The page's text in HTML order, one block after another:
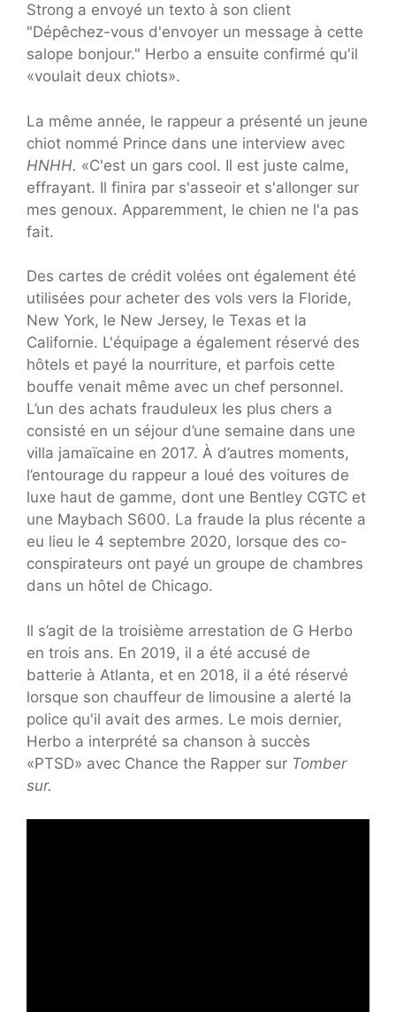
Strong a envoyé un texto à son client
"Dépêchez-vous d'envoyer un message à cette
salope bonjour." Herbo a ensuite confirmé qu'il
«voulait deux chiots».
La même année, le rappeur a présenté un jeune
chiot nommé Prince dans une interview avec
HNHH. «C'est un gars cool. Il est juste calme,
effrayant. Il finira par s'asseoir et s'allonger sur
mes genoux. Apparemment, le chien ne l'a pas
fait.
Des cartes de crédit volées ont également été
utilisées pour acheter des vols vers la Floride,
New York, le New Jersey, le Texas et la
Californie. L'équipage a également réservé des
hôtels et payé la nourriture, et parfois cette
bouffe venait même avec un chef personnel.
L’un des achats frauduleux les plus chers a
consisté en un séjour d’une semaine dans une
villa jamaïcaine en 2017. À d’autres moments,
l’entourage du rappeur a loué des voitures de
luxe haut de gamme, dont une Bentley CGTC et
une Maybach S600. La fraude la plus récente a
eu lieu le 4 septembre 2020, lorsque des co-
conspirateurs ont payé un groupe de chambres
dans un hôtel de Chicago.
Il s’agit de la troisième arrestation de G Herbo
en trois ans. En 2019, il a été accusé de
batterie à Atlanta, et en 2018, il a été réservé
lorsque son chauffeur de limousine a alerté la
police qu'il avait des armes. Le mois dernier,
Herbo a interprété sa chanson à succès
«PTSD» avec Chance the Rapper sur Tomber
sur.